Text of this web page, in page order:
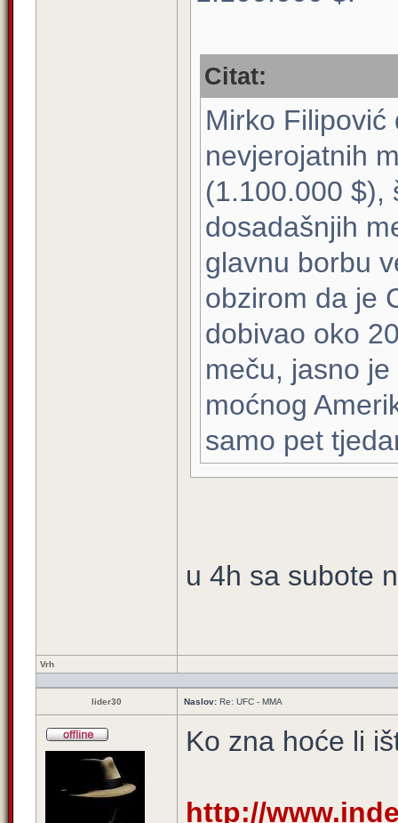
Citat:
Mirko Filipović
nevjerojatnih
(1.100.000 $),
dosadašnjih
glavnu borbu
obzirom da je
dobivao oko
meču, jasno
moćnog
samo pet
u 4h sa subote
Vrh
lider30 Naslov: Re: UFC - MMA
Ko zna hoće li
http://